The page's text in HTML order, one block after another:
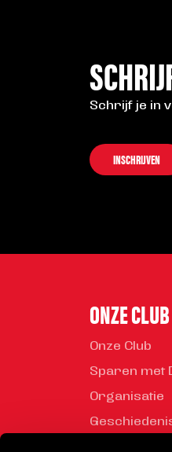
Schrijf je in
INSCHRIJVEN
ONZE CLUB
Onze Club
Sparen met
Organisatie